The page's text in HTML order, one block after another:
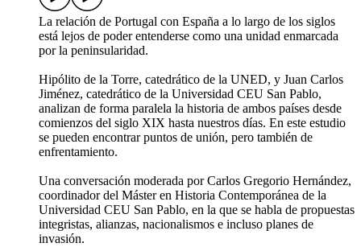
La relación de Portugal con España a lo largo de los siglos
está lejos de poder entenderse como una unidad enmarcada
por la peninsularidad.
Hipólito de la Torre, catedrático de la UNED, y Juan Carlos
Jiménez, catedrático de la Universidad CEU San Pablo,
analizan de forma paralela la historia de ambos países desde
comienzos del siglo XIX hasta nuestros días. En este estudio
se pueden encontrar puntos de unión, pero también de
enfrentamiento.
Una conversación moderada por Carlos Gregorio Hernández,
coordinador del Máster en Historia Contemporánea de la
Universidad CEU San Pablo, en la que se habla de propuestas
integristas, alianzas, nacionalismos e incluso planes de
invasión.